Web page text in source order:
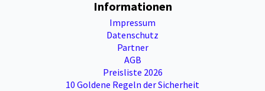
Informationen
Impressum
Datenschutz
Partner
AGB
Preisliste 2026
10 Goldene Regeln der Sicherheit